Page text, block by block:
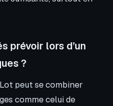
prévoir lors d’un
?
peut se combiner
comme celui de